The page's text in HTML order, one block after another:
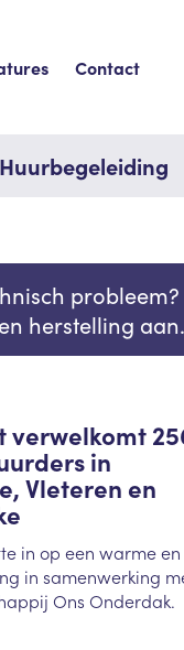
Contact
Huurbegeleiding
probleem?
herstelling aan.
verwelkomt
in
Vleteren en
in op een warme en
in samenwerking
Ons Onderdak.